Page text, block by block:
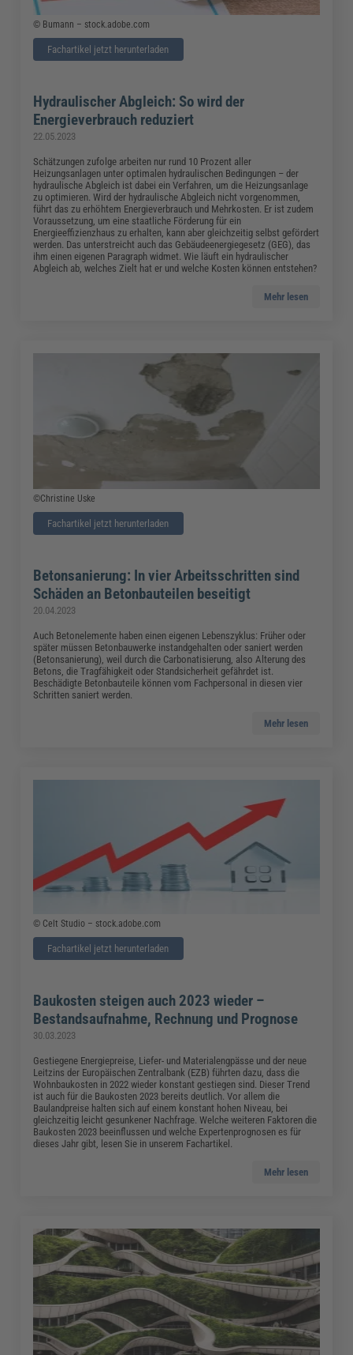
© Bumann – stock.adobe.com
Fachartikel jetzt herunterladen
Hydraulischer Abgleich: So wird der
Energieverbrauch reduziert
22.05.2023
Schätzungen zufolge arbeiten nur rund 10 Prozent aller
Heizungsanlagen unter optimalen hydraulischen Bedingungen – der
hydraulische Abgleich ist dabei ein Verfahren, um die Heizungsanlage
zu optimieren. Wird der hydraulische Abgleich nicht vorgenommen,
führt das zu erhöhtem Energieverbrauch und Mehrkosten. Er ist zudem
Voraussetzung, um eine staatliche Förderung für ein
Energieeffizienzhaus zu erhalten, kann aber gleichzeitig selbst gefördert
werden. Das unterstreicht auch das Gebäudeenergiegesetz (GEG), das
ihm einen eigenen Paragraph widmet. Wie läuft ein hydraulischer
Abgleich ab, welches Zielt hat er und welche Kosten können entstehen?
Mehr lesen
©Christine Uske
Fachartikel jetzt herunterladen
Betonsanierung: In vier Arbeitsschritten sind
Schäden an Betonbauteilen beseitigt
20.04.2023
Auch Betonelemente haben einen eigenen Lebenszyklus: Früher oder
später müssen Betonbauwerke instandgehalten oder saniert werden
(Betonsanierung), weil durch die Carbonatisierung, also Alterung des
Betons, die Tragfähigkeit oder Standsicherheit gefährdet ist.
Beschädigte Betonbauteile können vom Fachpersonal in diesen vier
Schritten saniert werden.
Mehr lesen
© Celt Studio – stock.adobe.com
Fachartikel jetzt herunterladen
Baukosten steigen auch 2023 wieder –
Bestandsaufnahme, Rechnung und Prognose
30.03.2023
Gestiegene Energiepreise, Liefer- und Materialengpässe und der neue
Leitzins der Europäischen Zentralbank (EZB) führten dazu, dass die
Wohnbaukosten in 2022 wieder konstant gestiegen sind. Dieser Trend
ist auch für die Baukosten 2023 bereits deutlich. Vor allem die
Baulandpreise halten sich auf einem konstant hohen Niveau, bei
gleichzeitig leicht gesunkener Nachfrage. Welche weiteren Faktoren die
Baukosten 2023 beeinflussen und welche Expertenprognosen es für
dieses Jahr gibt, lesen Sie in unserem Fachartikel.
Mehr lesen